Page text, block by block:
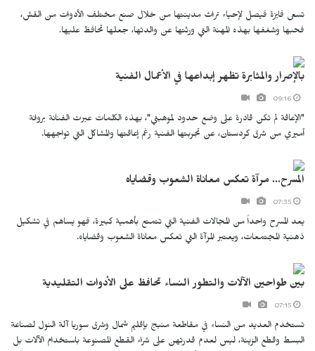
تسعى فايزة فيصل لإحياء تراث مدينتها من خلال صنع مختلف الأدوات من القش،
فحبها وشغفها بهذه المهنة التي ورثتها عن والدتها، جعلها تحافظ عليها.
بالإصرار والمثابرة تظهر إبداعها في الأعمال الفنية
"الإعاقة لم تكن قادرة على وضع حدود لموهبتي"، بهذه الكلمات عبرت الفنانة بروانة
أميري من شرق كردستان، عن تجربتها الفنية رغم إعاقتها والمشاكل التي تواجهها.
المسرح... مرآة تعكس معاناة الشعوب وقضاياه
يعد المسرح واحداً من المجالات الفنية التي تتمتع بأهمية كبيرة، فهو يساهم في تشكيل
ذهنية المجتمعات، ويعتبر المرآة التي تعكس معاناة الشعوب وقضاياه.
بين طواحين الآلات والتطور النساء تحافظ على الأدوات التقليدية
تستخدم العديد من النساء في مقاطعة منبج بإقليم شمال وشرق سوريا آلة النول لصناعة
البسط وقطع الزينة، ليس لعدم قدرتهن على شراء القطع المصنوعة باستخدام الآلات بل